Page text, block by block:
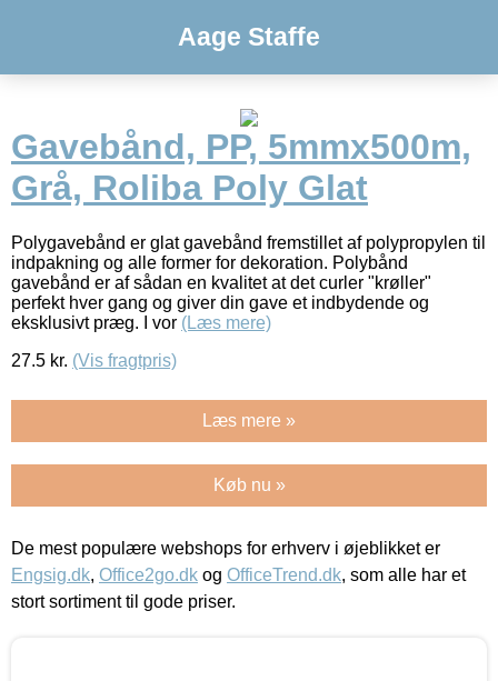
Aage Staffe
Gavebånd, PP, 5mmx500m,
Grå, Roliba Poly Glat
Polygavebånd er glat gavebånd fremstillet af polypropylen til
indpakning og alle former for dekoration. Polybånd
gavebånd er af sådan en kvalitet at det curler "krøller"
perfekt hver gang og giver din gave et indbydende og
eksklusivt præg. I vor (Læs mere)
27.5 kr. (Vis fragtpris)
Læs mere »
Køb nu »
De mest populære webshops for erhverv i øjeblikket er
Engsig.dk, Office2go.dk og OfficeTrend.dk, som alle har et
stort sortiment til gode priser.